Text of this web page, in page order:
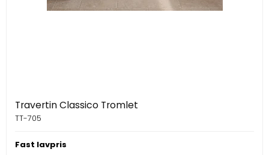
Travertin Classico Tromlet
TT-705
Fast lavpris